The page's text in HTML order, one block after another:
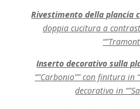
Rivestimento della plancia
doppia cucitura a
Inserto decorativo sulla
“”Carbonio”” con finitura in
decorativo in